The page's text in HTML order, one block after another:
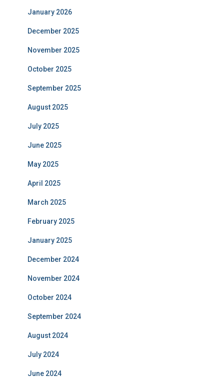
January 2026
December 2025
November 2025
October 2025
September 2025
August 2025
July 2025
June 2025
May 2025
April 2025
March 2025
February 2025
January 2025
December 2024
November 2024
October 2024
September 2024
August 2024
July 2024
June 2024